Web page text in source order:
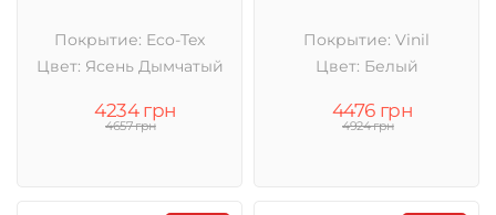
Покрытие: Eco-Tex
Цвет: Ясень Дымчатый
4234 грн
4657 грн
Покрытие: Vinil
Цвет: Белый
4476 грн
4924 грн